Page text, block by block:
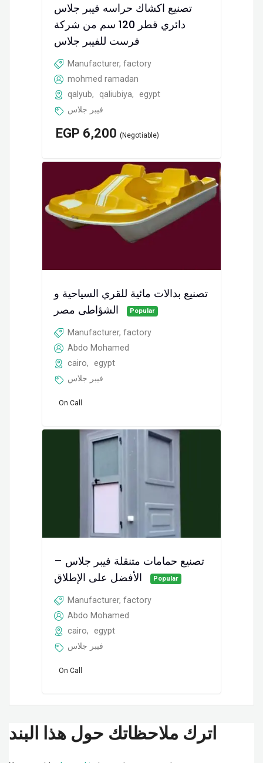
تصنيع اكشاك حراسه فيبر جلاس
دائري قطر 120 سم من شركة
فرست للفيبر جلاس
Manufacturer, factory
mohmed ramadan
qalyub, qaliubiya,
egypt
فيبر جلاس
EGP 6,200 (Negotiable)
تصنيع بدالات مائية للقري السياحية و
الشؤاطى مصر
Popular
Manufacturer, factory
Abdo Mohamed
cairo,
egypt
فيبر جلاس
On Call
تصنيع حمامات متنقلة فيبر جلاس –
الأفضل على الإطلاق
Popular
Manufacturer, factory
Abdo Mohamed
cairo,
egypt
فيبر جلاس
On Call
اترك ملاحظاتك حول هذا البند